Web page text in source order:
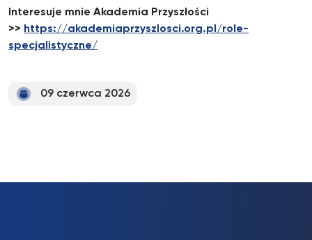
Interesuje mnie Akademia Przyszłości
>> https://akademiaprzyszlosci.org.pl/role-
specjalistyczne/
09 czerwca 2026